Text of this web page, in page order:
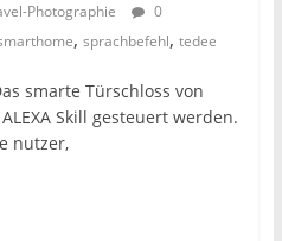
Photographie
0
, sprachbefehl, tedee
smarte Türschloss von
Skill gesteuert werden.
nutzer,